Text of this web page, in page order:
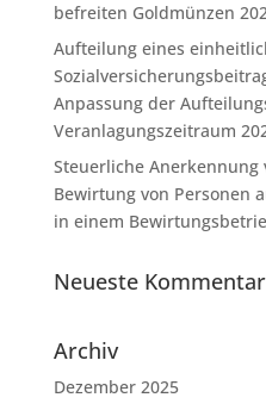
befreiten Goldmünzen
Aufteilung eines
Anpassung der
Veranlagungszeitraum
Steuerliche
Bewirtung von Personen
in einem
Neueste
Archiv
Dezember 2025